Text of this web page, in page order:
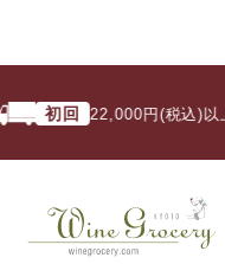
初回 22,000円(税込)以上で